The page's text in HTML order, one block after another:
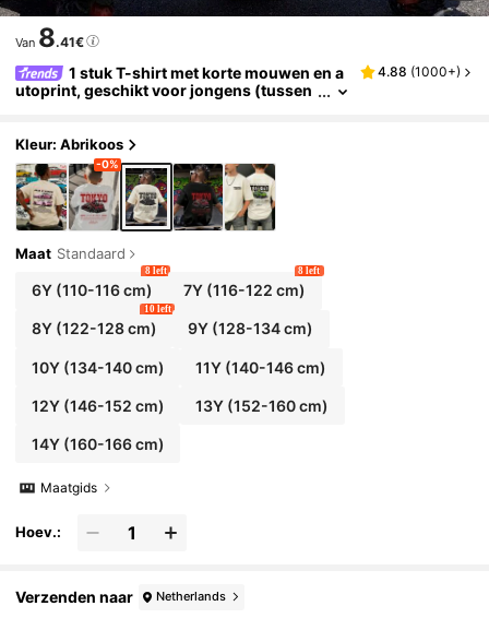
Van 8.41€
1 stuk T-shirt met korte mouwen en a
utoprint, geschikt voor jongens (tussen
4.88 (1000+)
Kleur: Abrikoos
-0%
Maat Standaard
6Y(110-116 cm)
8 left
7Y (116-122 cm)
8 left
8Y(122-128 cm)
10 left
9Y (128-134 cm)
10Y(134-140 cm) 11Y (140-146 cm)
12Y(146-152 cm) 13Y (152-160 cm)
14Y(160-166 cm)
Maatgids
Hoev.:
Verzenden naar Netherlands